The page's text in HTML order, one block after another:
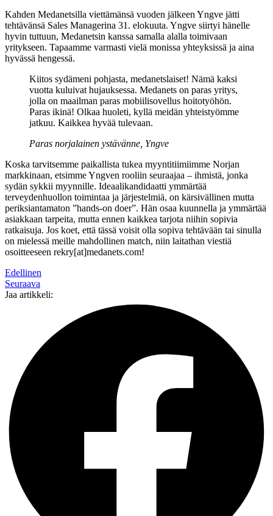
Kahden Medanetsilla viettämänsä vuoden jälkeen Yngve jätti
tehtävänsä Sales Managerina 31. elokuuta. Yngve siirtyi hänelle
hyvin tuttuun, Medanetsin kanssa samalla alalla toimivaan
yritykseen. Tapaamme varmasti vielä monissa yhteyksissä ja aina
hyvässä hengessä.
Kiitos sydämeni pohjasta, medanetslaiset! Nämä kaksi
vuotta kuluivat hujauksessa. Medanets on paras yritys,
jolla on maailman paras mobiilisovellus hoitotyöhön.
Paras ikinä! Olkaa huoleti, kyllä meidän yhteistyömme
jatkuu. Kaikkea hyvää tulevaan.
Paras norjalainen ystävänne, Yngve
Koska tarvitsemme paikallista tukea myyntitiimiimme Norjan
markkinaan, etsimme Yngven rooliin seuraajaa – ihmistä, jonka
sydän sykkii myynnille. Ideaalikandidaatti ymmärtää
terveydenhuollon toimintaa ja järjestelmiä, on kärsivällinen mutta
periksiantamaton ”hands-on doer”. Hän osaa kuunnella ja ymmärtää
asiakkaan tarpeita, mutta ennen kaikkea tarjota niihin sopivia
ratkaisuja. Jos koet, että tässä voisit olla sopiva tehtävään tai sinulla
on mielessä meille mahdollinen match, niin laitathan viestiä
osoitteeseen rekry[at]medanets.com!
Edellinen
Seuraava
Jaa artikkeli: